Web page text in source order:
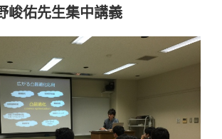
峻佑先生集中講義